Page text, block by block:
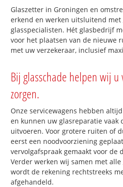
Glaszetter in Groningen en
erkend en werken uitsluitend met
glasspecialisten. Hét glasbedrijf
voor het plaatsen van de nieuwe
met uw verzekeraar, inclusief
Bij glasschade helpen wij
zorgen.
Onze servicewagens hebben
en kunnen uw glasreparatie vaak
uitvoeren. Voor grotere ruiten of
eerst een noodvoorziening
vervolgafspraak gemaakt voor de
Verder werken wij samen met
wordt de rekening rechtstreeks
afgehandeld.